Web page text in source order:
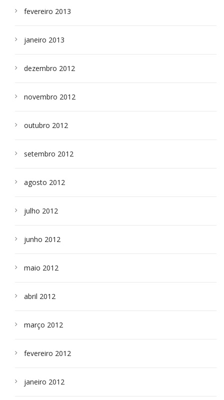
fevereiro 2013
janeiro 2013
dezembro 2012
novembro 2012
outubro 2012
setembro 2012
agosto 2012
julho 2012
junho 2012
maio 2012
abril 2012
março 2012
fevereiro 2012
janeiro 2012